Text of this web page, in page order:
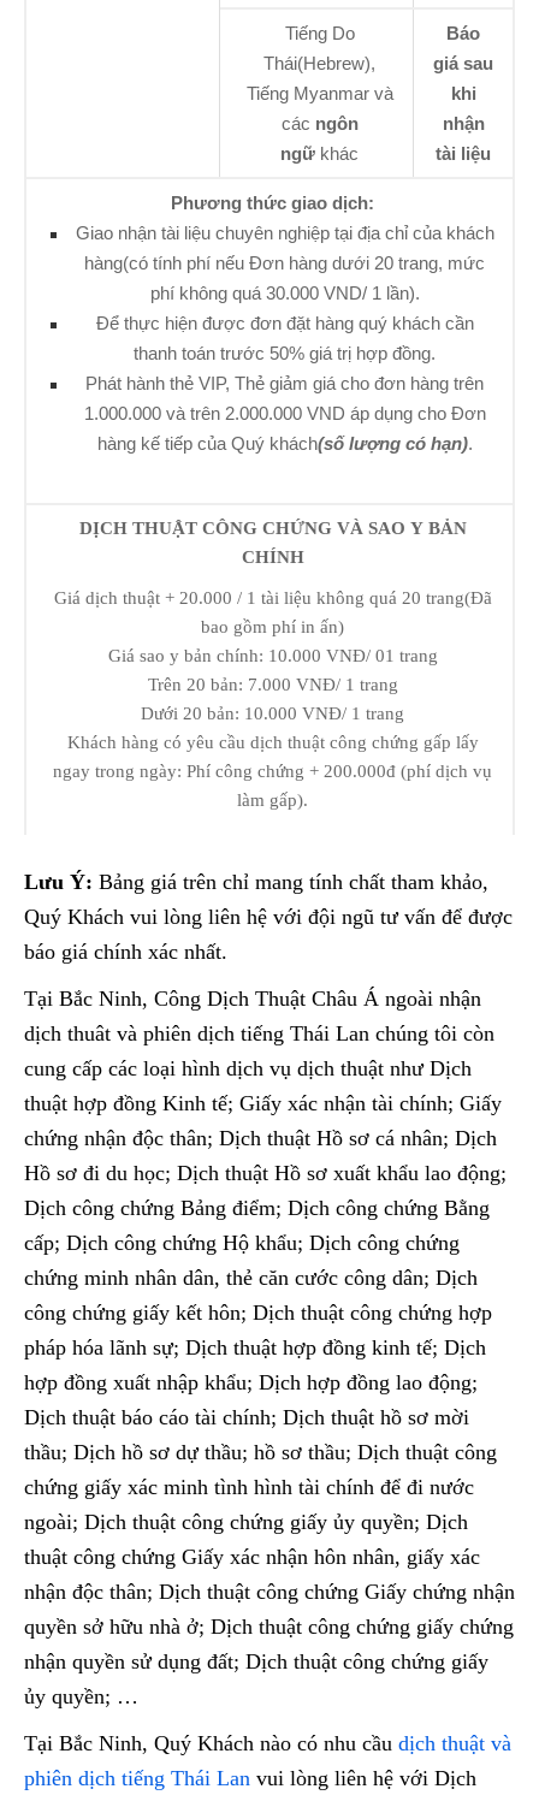
Tiếng Do
Thái(Hebrew),
Tiếng Myanmar và
các ngôn
ngữ khác
Báo
giá sau
khi
nhận
tài liệu
Phương thức giao dịch:
Giao nhận tài liệu chuyên nghiệp tại địa chỉ của khách
hàng(có tính phí nếu Đơn hàng dưới 20 trang, mức
phí không quá 30.000 VND/ 1 lần).
Để thực hiện được đơn đặt hàng quý khách cần
thanh toán trước 50% giá trị hợp đồng.
Phát hành thẻ VIP, Thẻ giảm giá cho đơn hàng trên
1.000.000 và trên 2.000.000 VND áp dụng cho Đơn
hàng kế tiếp của Quý khách(số lượng có hạn).
DỊCH THUẬT CÔNG CHỨNG VÀ SAO Y BẢN
CHÍNH
Giá dịch thuật + 20.000 / 1 tài liệu không quá 20 trang(Đã
bao gồm phí in ấn)
Giá sao y bản chính: 10.000 VNĐ/ 01 trang
Trên 20 bản: 7.000 VNĐ/ 1 trang
Dưới 20 bản: 10.000 VNĐ/ 1 trang
Khách hàng có yêu cầu dịch thuật công chứng gấp lấy
ngay trong ngày: Phí công chứng + 200.000đ (phí dịch vụ
làm gấp).
Lưu Ý: Bảng giá trên chỉ mang tính chất tham khảo,
Quý Khách vui lòng liên hệ với đội ngũ tư vấn để được
báo giá chính xác nhất.
Tại Bắc Ninh, Công Dịch Thuật Châu Á ngoài nhận
dịch thuât và phiên dịch tiếng Thái Lan chúng tôi còn
cung cấp các loại hình dịch vụ dịch thuật như Dịch
thuật hợp đồng Kinh tế; Giấy xác nhận tài chính; Giấy
chứng nhận độc thân; Dịch thuật Hồ sơ cá nhân; Dịch
Hồ sơ đi du học; Dịch thuật Hồ sơ xuất khẩu lao động;
Dịch công chứng Bảng điểm; Dịch công chứng Bằng
cấp; Dịch công chứng Hộ khẩu; Dịch công chứng
chứng minh nhân dân, thẻ căn cước công dân; Dịch
công chứng giấy kết hôn; Dịch thuật công chứng hợp
pháp hóa lãnh sự; Dịch thuật hợp đồng kinh tế; Dịch
hợp đồng xuất nhập khẩu; Dịch hợp đồng lao động;
Dịch thuật báo cáo tài chính; Dịch thuật hồ sơ mời
thầu; Dịch hồ sơ dự thầu; hồ sơ thầu; Dịch thuật công
chứng giấy xác minh tình hình tài chính để đi nước
ngoài; Dịch thuật công chứng giấy ủy quyền; Dịch
thuật công chứng Giấy xác nhận hôn nhân, giấy xác
nhận độc thân; Dịch thuật công chứng Giấy chứng nhận
quyền sở hữu nhà ở; Dịch thuật công chứng giấy chứng
nhận quyền sử dụng đất; Dịch thuật công chứng giấy
ủy quyền; …
Tại Bắc Ninh, Quý Khách nào có nhu cầu dịch thuật và
phiên dịch tiếng Thái Lan vui lòng liên hệ với Dịch